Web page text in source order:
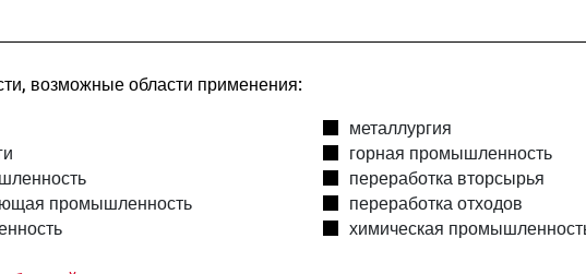
возможные области применения:
промышленность
металлургия
горная промышленность
переработка вторсырья
переработка отходов
химическая